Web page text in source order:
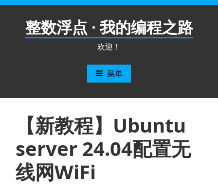
跳
整数浮点 · 我的编程之路
欢迎！
菜单
【新教程】Ubuntu
server 24.04配置无
线网WiFi